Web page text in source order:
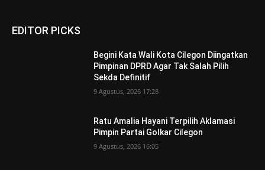
EDITOR PICKS
Begini Kata Wali Kota Cilegon Diingatkan
Pimpinan DPRD Agar Tak Salah Pilih
Sekda Definitif
9 Agustus, 2026 17:28
Ratu Amalia Hayani Terpilih Aklamasi
Pimpin Partai Golkar Cilegon
9 Agustus, 2026 16:05